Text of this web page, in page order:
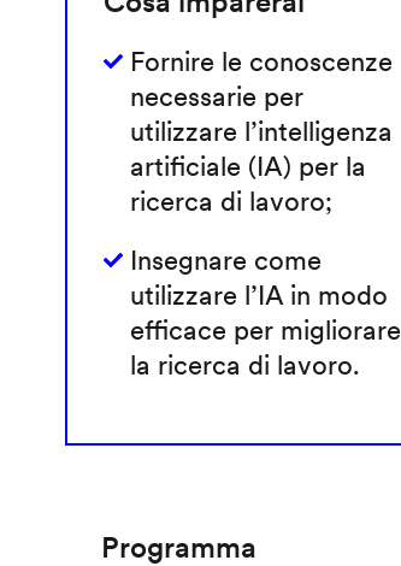
Fornire le conoscenze
necessarie per
utilizzare l’intelligenza
artificiale (IA) per la
ricerca di lavoro;
Insegnare come
utilizzare l’IA in modo
efficace per migliorare
la ricerca di lavoro.
Programma